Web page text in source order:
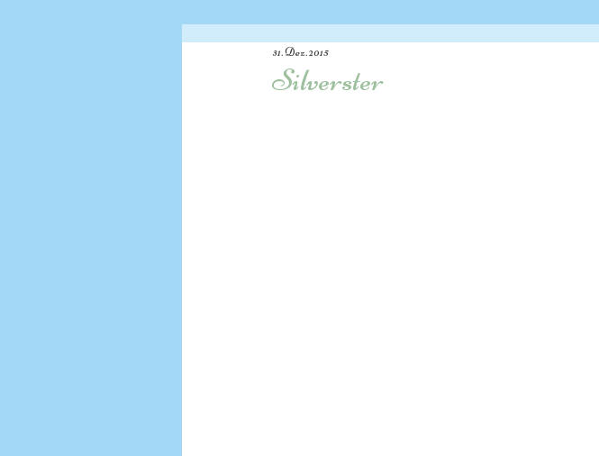
Silverster
31. Dez. 2015